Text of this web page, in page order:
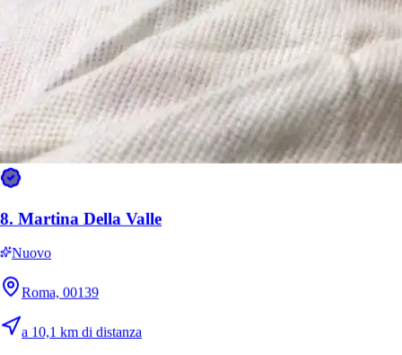
8. Martina Della Valle
Nuovo
Roma, 00139
a 10,1 km di distanza